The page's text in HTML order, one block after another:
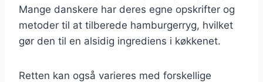
Mange danskere har deres egne opskrifter og
metoder til at tilberede hamburgerryg, hvilket
gør den til en alsidig ingrediens i køkkenet.
Retten kan også varieres med forskellige